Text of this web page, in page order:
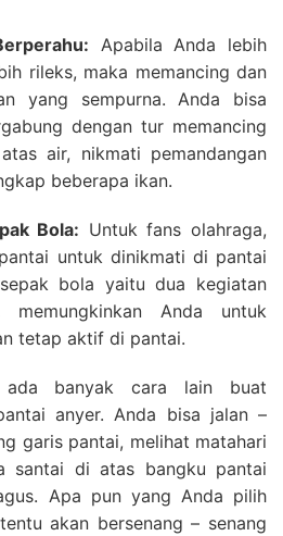
Apabila Anda lebih
rileks, maka memancing dan
yang sempurna. Anda bisa
dengan tur memancing
air, nikmati pemandangan
beberapa ikan.
Bola: Untuk fans olahraga,
untuk dinikmati di pantai
bola yaitu dua kegiatan
Anda untuk
tetap aktif di pantai.
ada banyak cara lain buat
anyer. Anda bisa jalan –
garis pantai, melihat matahari
santai di atas bangku pantai
Apa pun yang Anda pilih
akan bersenang – senang